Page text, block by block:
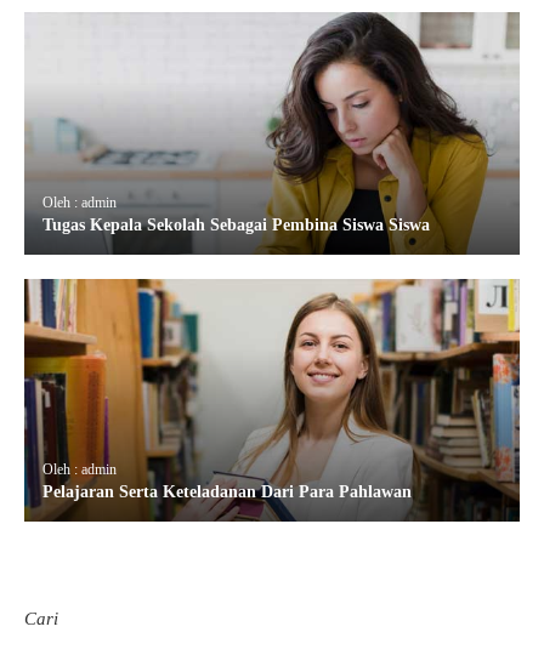
Oleh : admin
Tugas Kepala Sekolah Sebagai Pembina Siswa Siswa
Oleh : admin
Pelajaran Serta Keteladanan Dari Para Pahlawan
Cari